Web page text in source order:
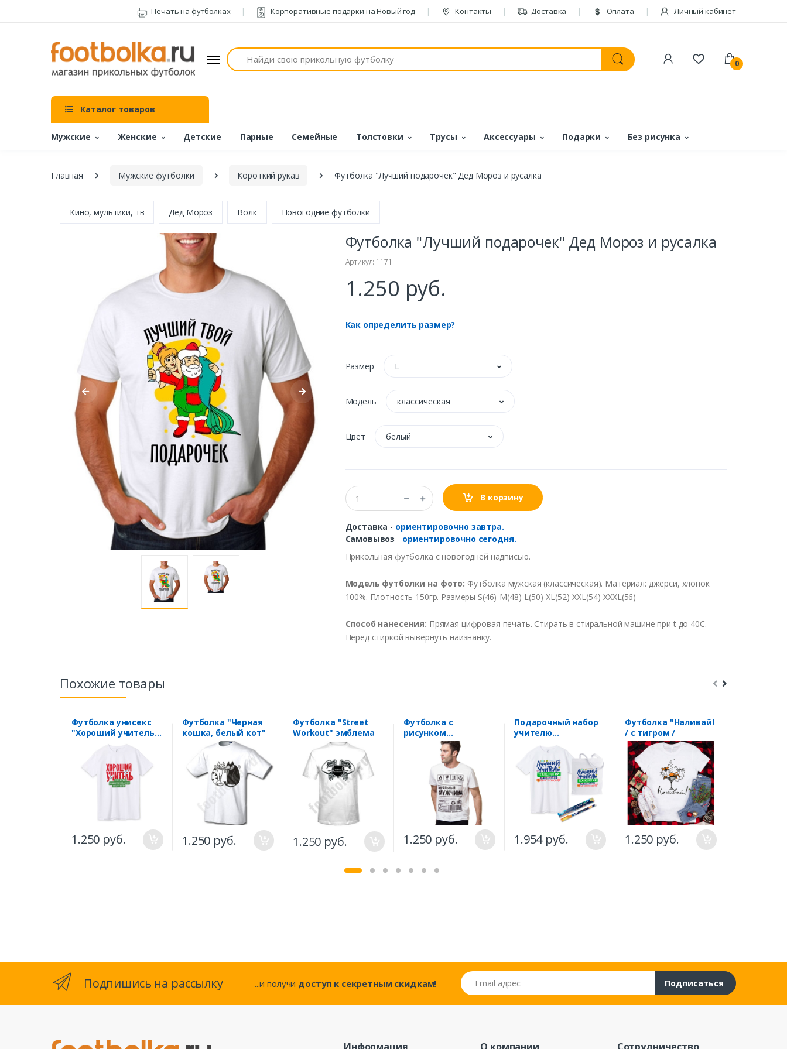
Печать на футболках Корпоративные подарки на Новый год Контакты Доставка Оплата Личный кабинет
Поиск
0
Каталог товаров
Мужские Женские Детские Парные Семейные Толстовки Трусы Аксессуары Подарки Без рисунка
Главная Мужские футболки Короткий рукав Футболка "Лучший подарочек" Дед Мороз и русалка
Кино, мультики, тв Дед Мороз Волк Новогодние футболки
Футболка "Лучший подарочек" Дед Мороз и русалка
Артикул: 1171
1.250 руб.
Как определить размер?
Размер L
Модель классическая
Цвет белый
В корзину
Доставка - ориентировочно завтра.
Самовывоз - ориентировочно сегодня.
Прикольная футболка с новогодней надписью.
Модель футболки на фото: Футболка мужская (классическая). Материал: джерси, хлопок
100%. Плотность 150гр. Размеры S(46)-M(48)-L(50)-XL(52)-XXL(54)-XXXL(56)
Способ нанесения: Прямая цифровая печать. Стирать в стиральной машине при t до 40С.
Перед стиркой вывернуть наизнанку.
Похожие товары
Футболка унисекс
"Хороший учитель
обществознания"
1.250 руб.
Футболка "Черная
кошка, белый кот"
1.250 руб.
Футболка "Street
Workout" эмблема
1.250 руб.
Футболка с
рисунком
"Идельный
мужчина" этикетка
1.250 руб.
Подарочный набор
учителю
девочек "Лучший
учитель"
1.954 руб.
Футболка "Наливай!
/ с тигром /
1.250 руб.
Подпишись на рассылку ...и получи доступ к секретным скидкам!
Email адрес
Подписаться